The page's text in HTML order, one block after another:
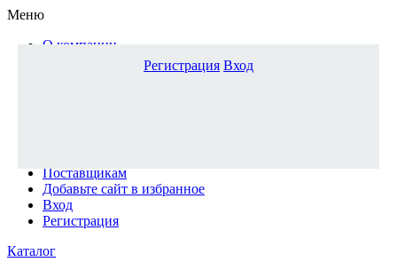
Меню
О компании
Доставка и оплата
Поставщикам
Добавьте сайт в избранное
Вход
Регистрация
Каталог
Регистрация Вход